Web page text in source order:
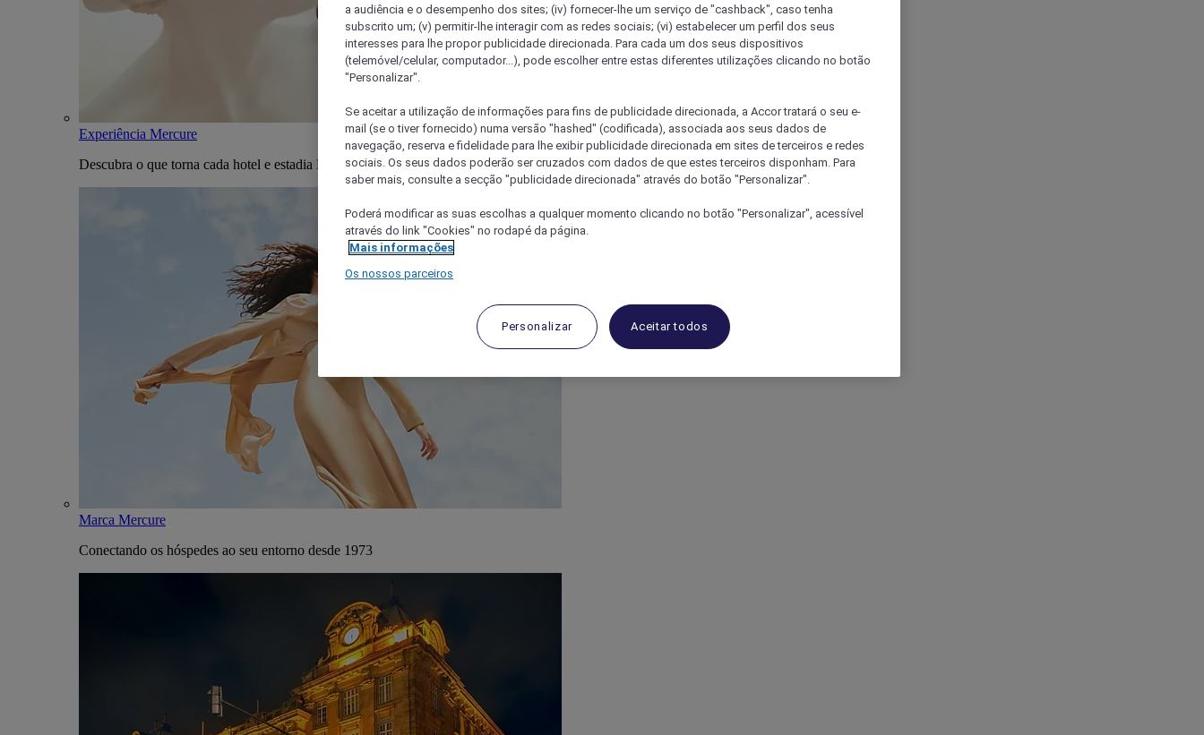
Experiência Mercure
Descubra o que torna cada hotel e estadia Mercure única
Marca Mercure
Conectando os hóspedes ao seu entorno desde 1973
a audiência e o desempenho dos sites; (iv) fornecer-lhe um serviço de "cashback", caso tenha
subscrito um; (v) permitir-lhe interagir com as redes sociais; (vi) estabelecer um perfil dos seus
interesses para lhe propor publicidade direcionada. Para cada um dos seus dispositivos
(telemóvel/celular, computador...), pode escolher entre estas diferentes utilizações clicando no botão
"Personalizar".
Se aceitar a utilização de informações para fins de publicidade direcionada, a Accor tratará o seu e-
mail (se o tiver fornecido) numa versão "hashed" (codificada), associada aos seus dados de
navegação, reserva e fidelidade para lhe exibir publicidade direcionada em sites de terceiros e redes
sociais. Os seus dados poderão ser cruzados com dados de que estes terceiros disponham. Para
saber mais, consulte a secção "publicidade direcionada" através do botão "Personalizar".
Poderá modificar as suas escolhas a qualquer momento clicando no botão "Personalizar", acessível
através do link "Cookies" no rodapé da página.
Mais informações
Os nossos parceiros
Personalizar Aceitar todos